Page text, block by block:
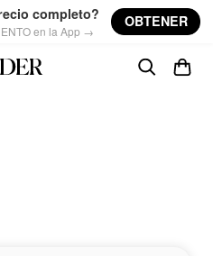
completo?
en la App →
OBTENER